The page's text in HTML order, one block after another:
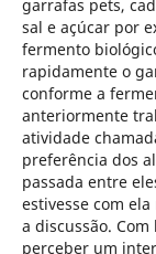
garrafas pets,
sal e açúcar por
fermento
rapidamente o
conforme a
anteriormente
atividade
preferência dos
passada entre
estivesse com
a discussão.
perceber um